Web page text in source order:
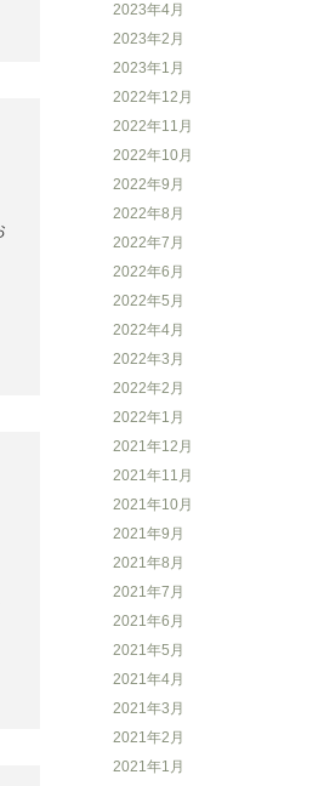
2023年4月
2023年2月
2023年1月
2022年12月
2022年11月
2022年10月
2022年9月
2022年8月
2022年7月
2022年6月
2022年5月
2022年4月
2022年3月
2022年2月
2022年1月
2021年12月
2021年11月
2021年10月
2021年9月
2021年8月
2021年7月
2021年6月
2021年5月
2021年4月
2021年3月
2021年2月
2021年1月